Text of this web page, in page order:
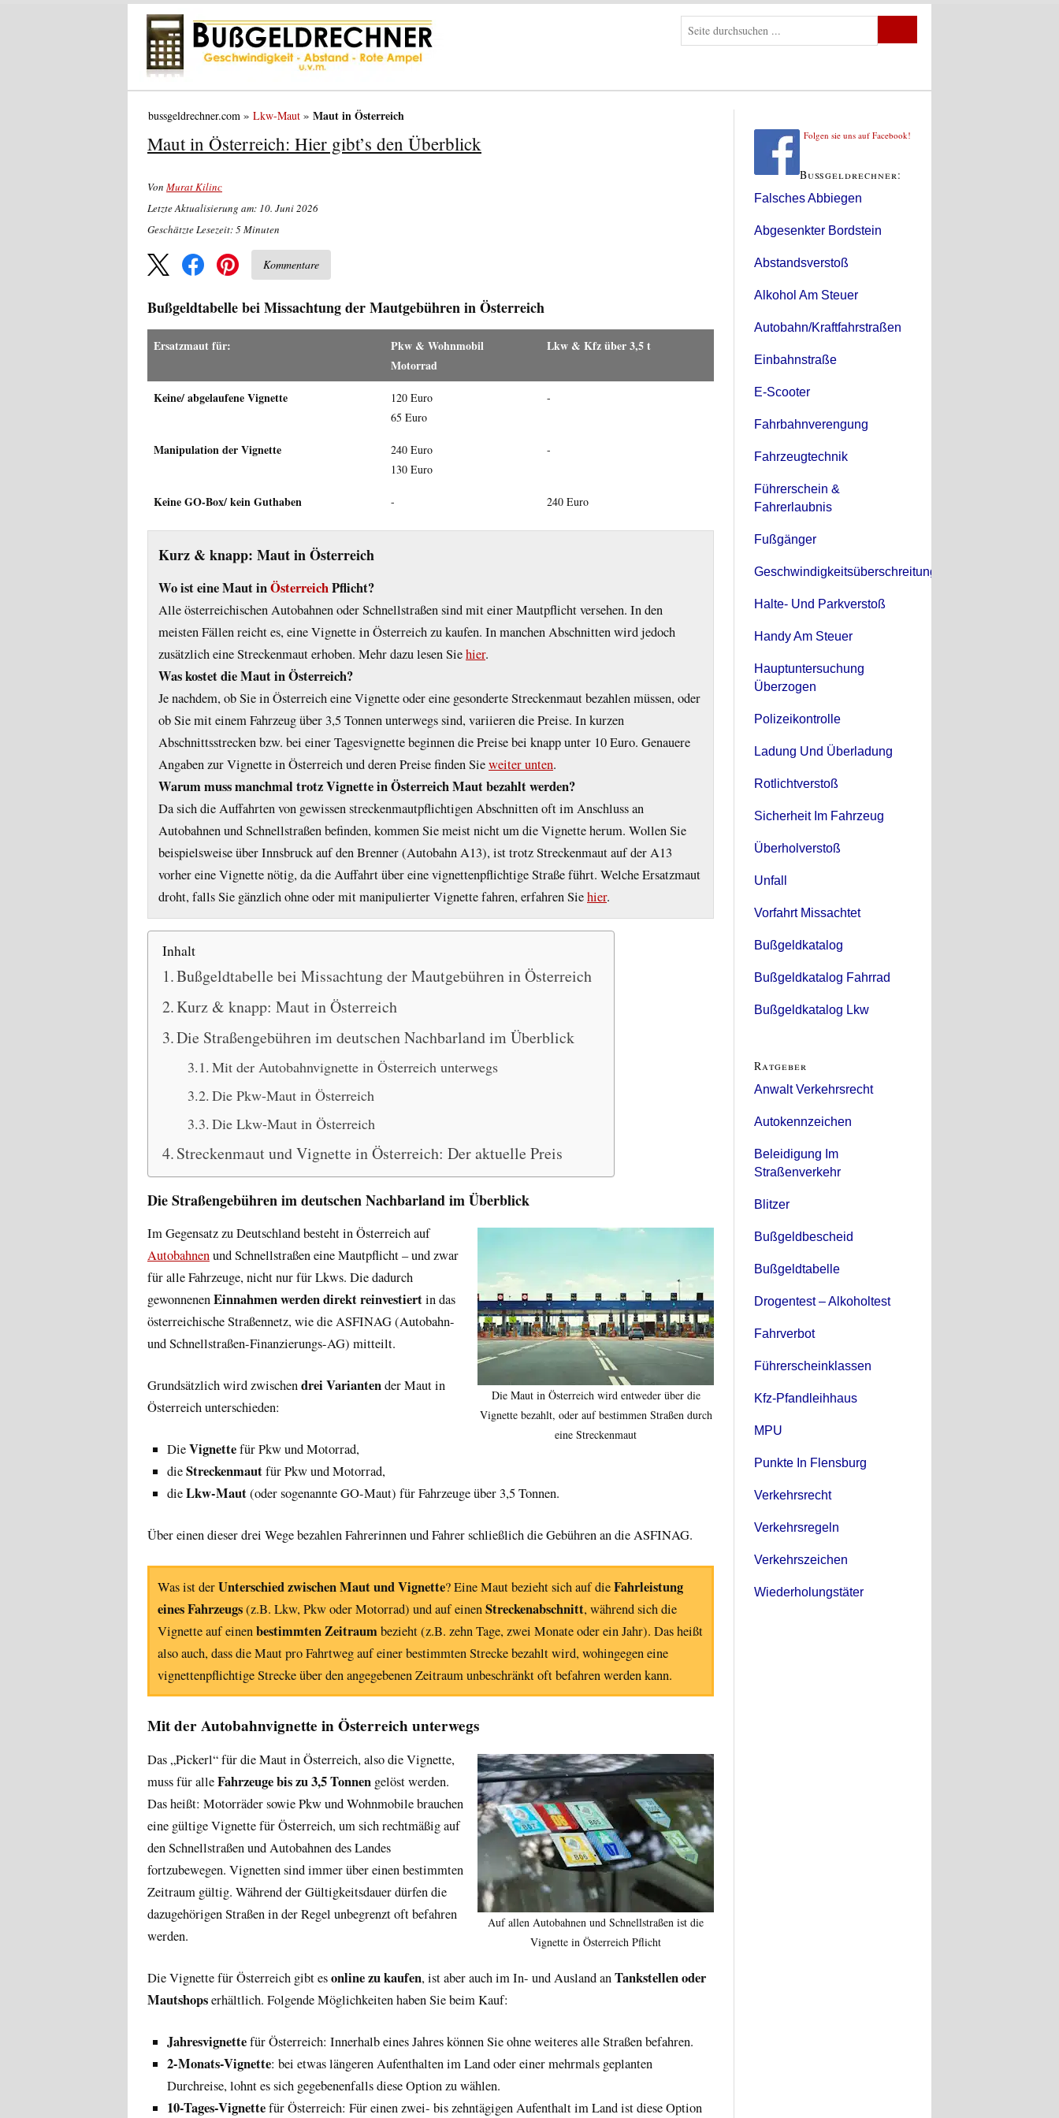
bussgeldrechner.com Lkw-Maut Maut in Österreich
Maut in Österreich: Hier gibt’s den Überblick
Von Murat Kilinc
Letzte Aktualisierung am: 10. Juni 2026
Geschätzte Lesezeit:5Minuten
Kommentare
Bußgeldtabelle bei Missachtung der Mautgebühren in Österreich
Ersatzmaut für:
Pkw & Wohnmobil
Motorrad
Lkw & Kfz über 3,5 t
Keine/ abgelaufene Vignette
120 Euro
65 Euro
-
Manipulation der Vignette
240 Euro
130 Euro
-
Keine GO-Box/ kein Guthaben - 240 Euro
Kurz & knapp: Maut in Österreich
Wo ist eine Maut inÖsterreichPflicht?
Alle österreichischen Autobahnen oder Schnellstraßen sind mit einer Mautpflicht versehen. In den
meisten Fällen reicht es, eine Vignette in Österreich zu kaufen. In manchen Abschnitten wird jedoch
zusätzlich eine Streckenmaut erhoben. Mehr dazu lesen Siehier.
Was kostet die Maut in Österreich?
Je nachdem, ob Sie in Österreich eine Vignette oder eine gesonderte Streckenmaut bezahlen müssen, oder
ob Sie mit einem Fahrzeug über 3,5 Tonnen unterwegs sind, variieren die Preise. In kurzen
Abschnittsstrecken bzw. bei einer Tagesvignette beginnen die Preise bei knapp unter 10 Euro. Genauere
Angaben zur Vignette in Österreich und deren Preise finden Sieweiter unten.
Warum muss manchmal trotz Vignette in Österreich Maut bezahlt werden?
Da sich die Auffahrten von gewissen streckenmautpflichtigen Abschnitten oft im Anschluss an
Autobahnen und Schnellstraßen befinden, kommen Sie meist nicht um die Vignette herum. Wollen Sie
beispielsweise über Innsbruck auf den Brenner (Autobahn A13), ist trotz Streckenmaut auf der A13
vorher eine Vignette nötig, da die Auffahrt über eine vignettenpflichtige Straße führt. Welche Ersatzmaut
droht, falls Sie gänzlich ohne oder mit manipulierter Vignette fahren, erfahren Siehier.
Inhalt
Bußgeldtabelle bei Missachtung der Mautgebühren in Österreich
Kurz & knapp: Maut in Österreich
Die Straßengebühren im deutschen Nachbarland im Überblick
Mit der Autobahnvignette in Österreich unterwegs
Die Pkw-Maut in Österreich
Die Lkw-Maut in Österreich
Streckenmaut und Vignette in Österreich: Der aktuelle Preis
Die Straßengebühren im deutschen Nachbarland im Überblick
Die Maut in Österreich wird entweder über die
Vignette bezahlt, oder auf bestimmen Straßen durch
eine Streckenmaut
Im Gegensatz zu Deutschland besteht in Österreich auf
Autobahnenund Schnellstraßen eine Mautpflicht – und zwar
für alle Fahrzeuge, nicht nur für Lkws. Die dadurch
gewonnenenEinnahmen werden direkt reinvestiertin das
österreichische Straßennetz, wie die ASFINAG (Autobahn-
und Schnellstraßen-Finanzierungs-AG) mitteilt.
Grundsätzlich wird zwischendrei Variantender Maut in
Österreich unterschieden:
DieVignettefür Pkw und Motorrad,
dieStreckenmautfür Pkw und Motorrad,
dieLkw-Maut(oder sogenannte GO-Maut) für Fahrzeuge über 3,5 Tonnen.
Über einen dieser drei Wege bezahlen Fahrerinnen und Fahrer schließlich die Gebühren an die ASFINAG.
Was ist derUnterschied zwischen Maut und Vignette? Eine Maut bezieht sich auf dieFahrleistung
eines Fahrzeugs(z.B. Lkw, Pkw oder Motorrad) und auf einenStreckenabschnitt, während sich die
Vignette auf einenbestimmten Zeitraumbezieht (z.B. zehn Tage, zwei Monate oder ein Jahr). Das heißt
also auch, dass die Maut pro Fahrtweg auf einer bestimmten Strecke bezahlt wird, wohingegen eine
vignettenpflichtige Strecke über den angegebenen Zeitraum unbeschränkt oft befahren werden kann.
Mit der Autobahnvignette in Österreich unterwegs
Auf allen Autobahnen und Schnellstraßen ist die
Vignette in Österreich Pflicht
Das „Pickerl“ für die Maut in Österreich, also die Vignette,
muss für alleFahrzeuge bis zu 3,5 Tonnen gelöst werden.
Das heißt: Motorräder sowie Pkw und Wohnmobile brauchen
eine gültige Vignette für Österreich, um sich rechtmäßig auf
den Schnellstraßen und Autobahnen des Landes
fortzubewegen. Vignetten sind immer über einen bestimmten
Zeitraum gültig. Während der Gültigkeitsdauer dürfen die
dazugehörigen Straßen in der Regel unbegrenzt oft befahren
werden.
Die Vignette für Österreich gibt esonline zu kaufen, ist aber auch im In- und Ausland anTankstellen oder
Mautshopserhältlich. Folgende Möglichkeiten haben Sie beim Kauf:
Jahresvignettefür Österreich: Innerhalb eines Jahres können Sie ohne weiteres alle Straßen befahren.
2-Monats-Vignette: bei etwas längeren Aufenthalten im Land oder einer mehrmals geplanten
Durchreise, lohnt es sich gegebenenfalls diese Option zu wählen.
10-Tages-Vignettefür Österreich: Für einen zwei- bis zehntägigen Aufenthalt im Land ist diese Option
Folgen sie uns auf Facebook!
Bußgeldrechner:
Falsches Abbiegen
Abgesenkter Bordstein
Abstandsverstoß
Alkohol Am Steuer
Autobahn/Kraftfahrstraßen
Einbahnstraße
E-Scooter
Fahrbahnverengung
Fahrzeugtechnik
Führerschein &
Fahrerlaubnis
Fußgänger
Geschwindigkeitsüberschreitung
Halte- Und Parkverstoß
Handy Am Steuer
Hauptuntersuchung
Überzogen
Polizeikontrolle
Ladung Und Überladung
Rotlichtverstoß
Sicherheit Im Fahrzeug
Überholverstoß
Unfall
Vorfahrt Missachtet
Bußgeldkatalog
Bußgeldkatalog Fahrrad
Bußgeldkatalog Lkw
Ratgeber
Anwalt Verkehrsrecht
Autokennzeichen
Beleidigung Im
Straßenverkehr
Blitzer
Bußgeldbescheid
Bußgeldtabelle
Drogentest – Alkoholtest
Fahrverbot
Führerscheinklassen
Kfz-Pfandleihhaus
MPU
Punkte In Flensburg
Verkehrsrecht
Verkehrsregeln
Verkehrszeichen
Wiederholungstäter